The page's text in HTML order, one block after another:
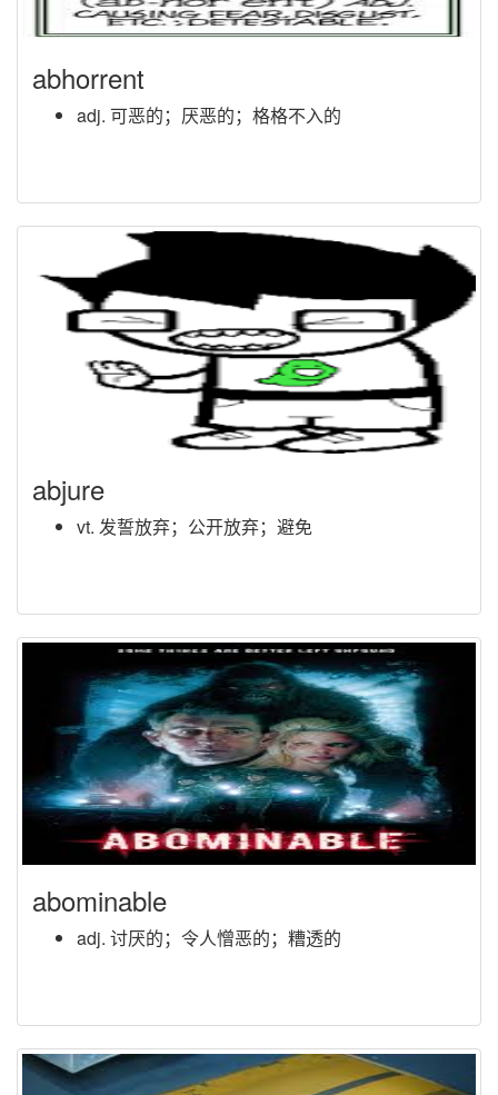
abhorrent
adj. 可恶的；厌恶的；格格不入的
abjure
vt. 发誓放弃；公开放弃；避免
abominable
adj. 讨厌的；令人憎恶的；糟透的